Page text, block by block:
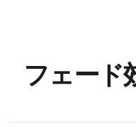
フェード